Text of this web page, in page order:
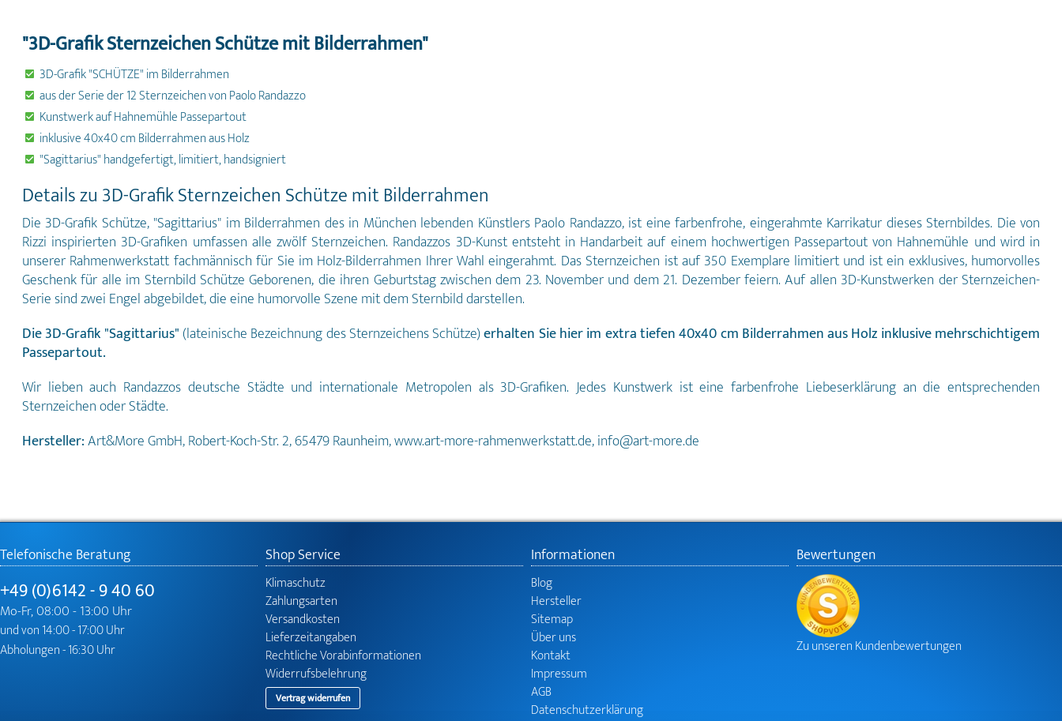
"3D-Grafik Sternzeichen Schütze mit Bilderrahmen"
3D-Grafik "SCHÜTZE" im Bilderrahmen
aus der Serie der 12 Sternzeichen von Paolo Randazzo
Kunstwerk auf Hahnemühle Passepartout
inklusive 40x40 cm Bilderrahmen aus Holz
"Sagittarius" handgefertigt, limitiert, handsigniert
Details zu 3D-Grafik Sternzeichen Schütze mit Bilderrahmen
Die 3D-Grafik Schütze, "Sagittarius" im Bilderrahmen des in München lebenden Künstlers Paolo Randazzo, ist eine farbenfrohe, eingerahmte Karrikatur dieses Sternbildes. Die von
Rizzi inspirierten 3D-Grafiken umfassen alle zwölf Sternzeichen. Randazzos 3D-Kunst entsteht in Handarbeit auf einem hochwertigen Passepartout von Hahnemühle und wird in
unserer Rahmenwerkstatt fachmännisch für Sie im Holz-Bilderrahmen Ihrer Wahl eingerahmt. Das Sternzeichen ist auf 350 Exemplare limitiert und ist ein exklusives, humorvolles
Geschenk für alle im Sternbild Schütze Geborenen, die ihren Geburtstag zwischen dem 23. November und dem 21. Dezember feiern. Auf allen 3D-Kunstwerken der Sternzeichen-
Serie sind zwei Engel abgebildet, die eine humorvolle Szene mit dem Sternbild darstellen.
Die 3D-Grafik "Sagittarius" (lateinische Bezeichnung des Sternzeichens Schütze)erhalten Sie hier im extra tiefen 40x40 cm Bilderrahmen aus Holz inklusive mehrschichtigem
Passepartout.
Wir lieben auch Randazzos deutsche Städte und internationale Metropolen als 3D-Grafiken. Jedes Kunstwerk ist eine farbenfrohe Liebeserklärung an die entsprechenden
Sternzeichen oder Städte.
Hersteller:Art&More GmbH, Robert-Koch-Str. 2, 65479 Raunheim, www.art-more-rahmenwerkstatt.de, info@art-more.de
Telefonische Beratung
+49 (0)6142 - 9 40 60
Mo-Fr, 08:00 - 13:00 Uhr
und von 14:00 - 17:00 Uhr
Abholungen - 16:30 Uhr
Shop Service
Klimaschutz
Zahlungsarten
Versandkosten
Lieferzeitangaben
Rechtliche Vorabinformationen
Widerrufsbelehrung
Vertrag widerrufen
Informationen
Blog
Hersteller
Sitemap
Über uns
Kontakt
Impressum
AGB
Datenschutzerklärung
Bewertungen
Zu unseren Kundenbewertungen